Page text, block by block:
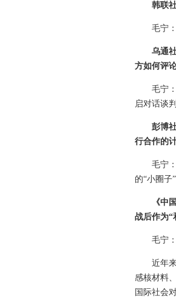
韩联
毛宁
乌通
方如何评
毛宁
启对话谈
彭博
行合作的
毛宁
的“小圈子
《中
战后作为“
毛宁
近年
感核材料
国际社会